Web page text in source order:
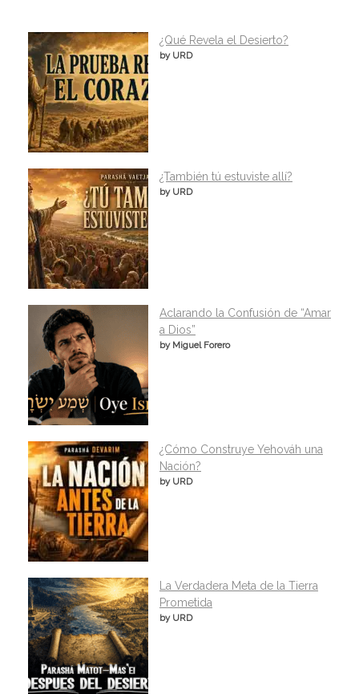
¿Qué Revela el Desierto?
by URD
¿También tú estuviste allí?
by URD
Aclarando la Confusión de “Amar
a Dios”
by Miguel Forero
¿Cómo Construye Yehováh una
Nación?
by URD
La Verdadera Meta de la Tierra
Prometida
by URD